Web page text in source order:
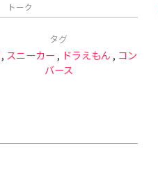
トーク
タグ
, スニーカー , ドラえもん , コン
バース